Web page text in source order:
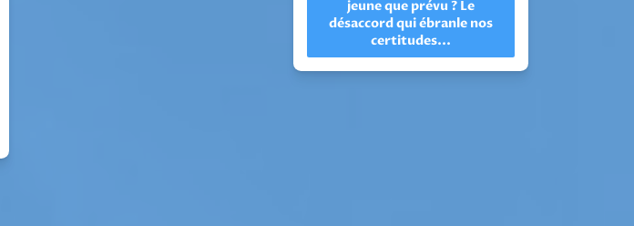
jeune que prévu ? Le
désaccord qui ébranle nos
certitudes...